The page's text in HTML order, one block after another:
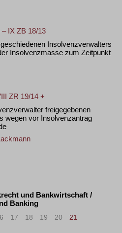
IX ZB 18/13
Insolvenzverwalters
Insolvenzmasse zum Zeitpunkt
ZR 19/14 +
freigegebenen
wegen vor Insolvenzantrag
und Bankwirtschaft /
Banking
17 18 19 20 21